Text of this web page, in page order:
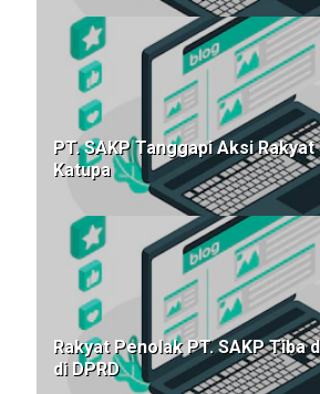
PT. SAKP Tanggapi Aksi
Katupa
Rakyat Penolak PT. SAKP Tiba
di DPRD